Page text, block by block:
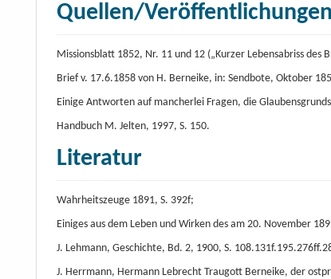
Quellen/Veröffentlichungen
Missionsblatt 1852, Nr. 11 und 12 („Kurzer Lebensabriss
Brief v. 17.6.1858 von H. Berneike, in: Sendbote, Oktober
Einige Antworten auf mancherlei Fragen, die
Handbuch M. Jelten, 1997, S. 150.
Literatur
Wahrheitszeuge 1891, S. 392f;
Einiges aus dem Leben und Wirken des am 20. November
J. Lehmann, Geschichte, Bd. 2, 1900, S.
J. Herrmann, Hermann Lebrecht Traugott Berneike, der